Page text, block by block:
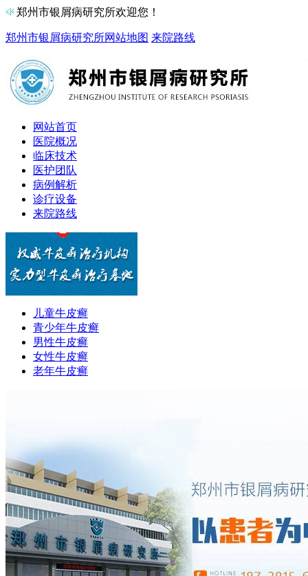
郑州市银屑病研究所欢迎您！
郑州市银屑病研究所网站地图 来院路线
网站首页
医院概况
临床技术
医护团队
病例解析
诊疗设备
来院路线
儿童牛皮癣
青少年牛皮癣
男性牛皮癣
女性牛皮癣
老年牛皮癣